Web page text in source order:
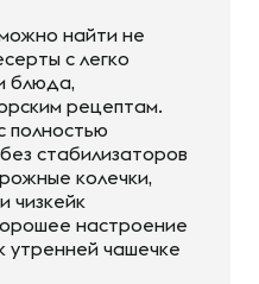
найти не
с легко
блюда,
рецептам.
полностью
стабилизаторов
колечки,
чизкейк
настроение
утренней чашечке